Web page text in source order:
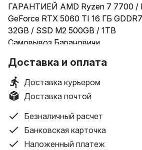
ГАРАНТИЕЙ AMD Ryzen 7 7700 /
GeForce RTX 5060 TI 16 ГБ
32GB / SSD M2 500GB / 1TB
Самовывоз Барановичи
ВЫСОКАЯ графика во всех
ДЕНЬГИ НА РЫНКЕ. (В ПОДАРОК
клавиатура)
______________________
ХАРАКТЕРИСТИКИ:
- Процессор: AMD Ryzen 7 7700 -
Доставка и оплата
Доставка курьером
Доставка почтой
Безналичный расчет
Банковская карточка
Наложенный платеж